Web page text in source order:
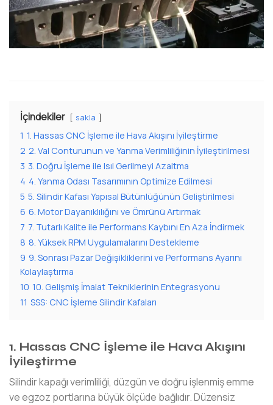
İçindekiler sakla
1 1. Hassas CNC İşleme ile Hava Akışını İyileştirme
2 2. Val Conturunun ve Yanma Verimliliğinin İyileştirilmesi
3 3. Doğru İşleme ile Isıl Gerilmeyi Azaltma
4 4. Yanma Odası Tasarımının Optimize Edilmesi
5 5. Silindir Kafası Yapısal Bütünlüğünün Geliştirilmesi
6 6. Motor Dayanıklılığını ve Ömrünü Artırmak
7 7. Tutarlı Kalite ile Performans Kaybını En Aza İndirmek
8 8. Yüksek RPM Uygulamalarını Destekleme
9 9. Sonrası Pazar Değişikliklerini ve Performans Ayarını
Kolaylaştırma
10 10. Gelişmiş İmalat Tekniklerinin Entegrasyonu
11 SSS: CNC İşleme Silindir Kafaları
1. Hassas CNC İşleme ile Hava Akışını
İyileştirme
Silindir kapağı verimliliği, düzgün ve doğru işlenmiş emme
ve egzoz portlarına büyük ölçüde bağlıdır. Düzensiz